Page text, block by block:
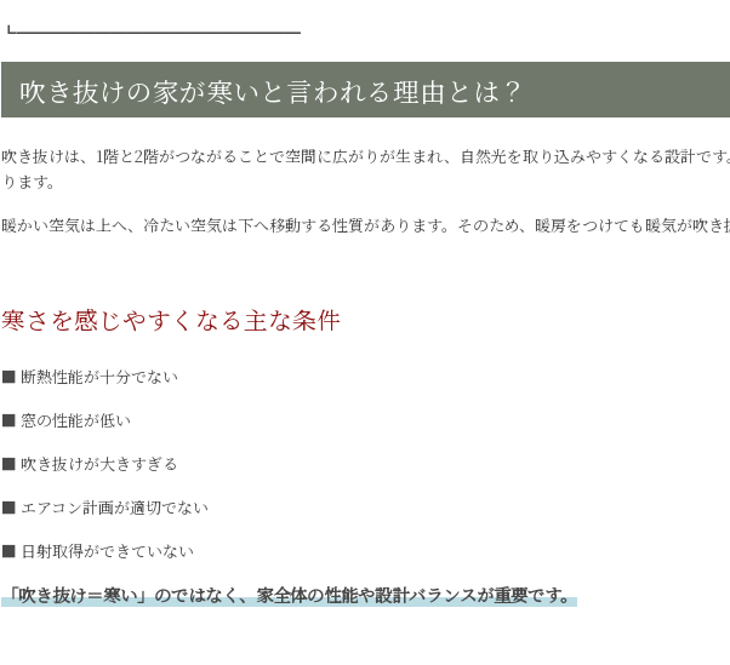
┗━━━━━━━━━━━━━━━━━━
吹き抜けの家が寒いと言われる理由とは？
吹き抜けは、1階と2階がつながることで空間に広がりが生まれ、自然光を取り込みやすくなる設計で
ります。
暖かい空気は上へ、冷たい空気は下へ移動する性質があります。そのため、暖房をつけても暖気が吹き
寒さを感じやすくなる主な条件
■ 断熱性能が十分でない
■ 窓の性能が低い
■ 吹き抜けが大きすぎる
■ エアコン計画が適切でない
■ 日射取得ができていない
「吹き抜け＝寒い」のではなく、家全体の性能や設計バランスが重要です。